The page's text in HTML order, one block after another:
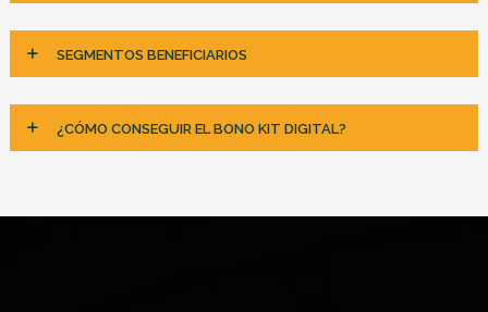
SEGMENTOS BENEFICIARIOS
¿CÓMO CONSEGUIR EL BONO KIT DIGITAL?